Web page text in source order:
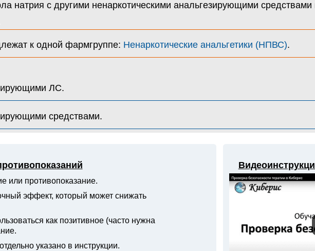
натрия с другими ненаркотическими анальгезирующими средствами
к одной фармгруппе: Ненаркотические анальгетики (НПВС).
ЛС.
средствами.
или противопоказание.
эффект, который может снижать
как позитивное (часто нужна
указано в инструкции.